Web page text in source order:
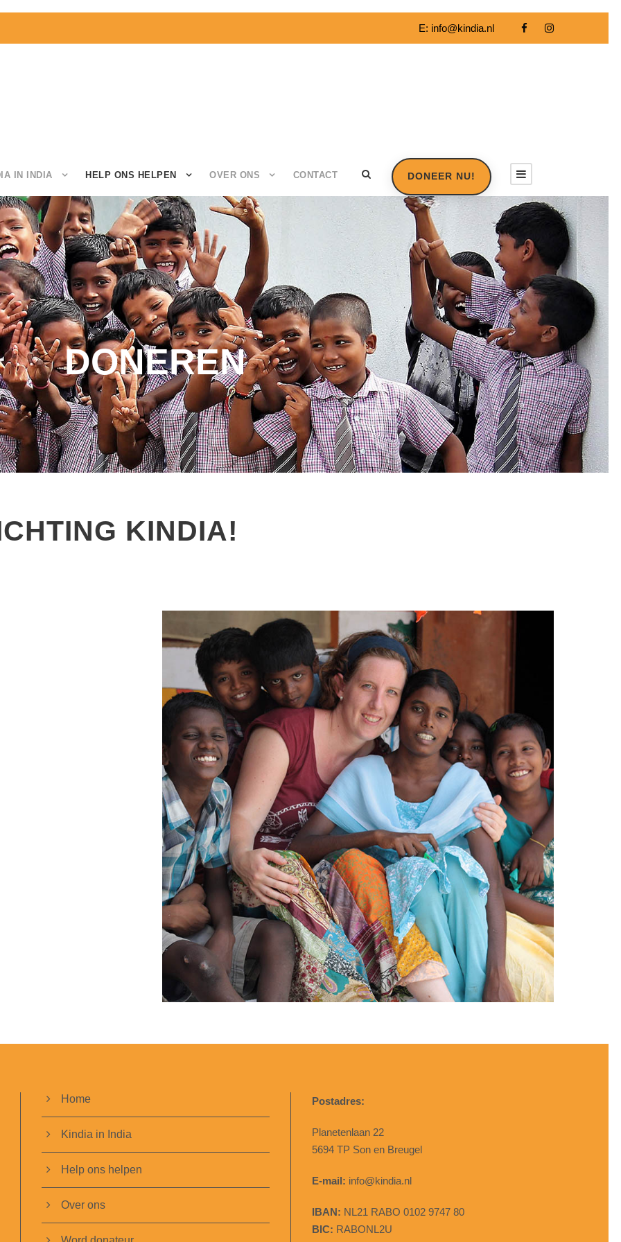
E: info@kindia.nl
IN INDIA HELP ONS HELPEN OVER ONS CONTACT DONEER NU!
DONEREN
KINDIA!
Home
Kindia in India
Help ons helpen
Over ons
Postadres:
Planetenlaan 22
5694 TP Son en Breugel
E-mail: info@kindia.nl
IBAN: NL21 RABO 0102 9747 80
BIC: RABONL2U